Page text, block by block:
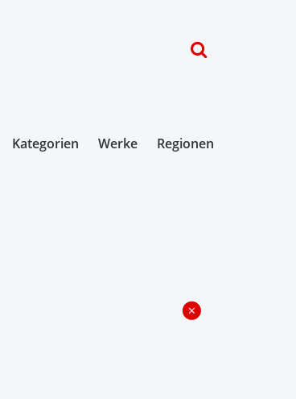
Kategorien Werke Regionen